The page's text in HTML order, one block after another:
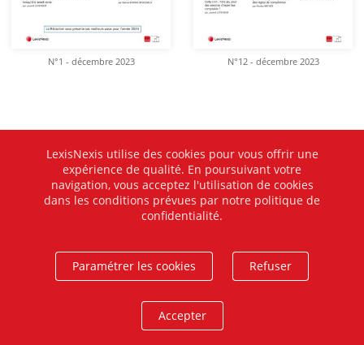
N°1 - décembre 2023 N°12 - décembre 2023
LexisNexis utilise des cookies pour vous offrir une
expérience de qualité. En poursuivant votre
navigation, vous acceptez l'utilisation de cookies
dans les conditions prévues par notre politique de
confidentialité.
Paramétrer les cookies Refuser
Accepter